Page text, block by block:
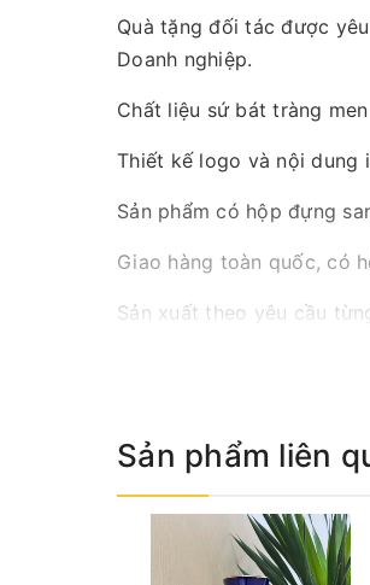
Quà tặng đối tác được
Doanh nghiệp.
Chất liệu sứ bát tràng
Thiết kế logo và nội dung
Sản phẩm có hộp đựng
Giao hàng toàn quốc, có
Sản xuất theo yêu cầu
Sản phẩm liên